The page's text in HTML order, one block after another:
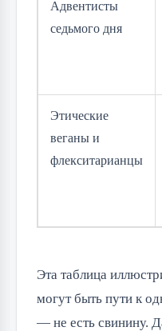
Адвентисты
седьмого дня
Этические
веганы и
флекситарианцы
Эта таблица
могут быть пути к
— не есть свинину.